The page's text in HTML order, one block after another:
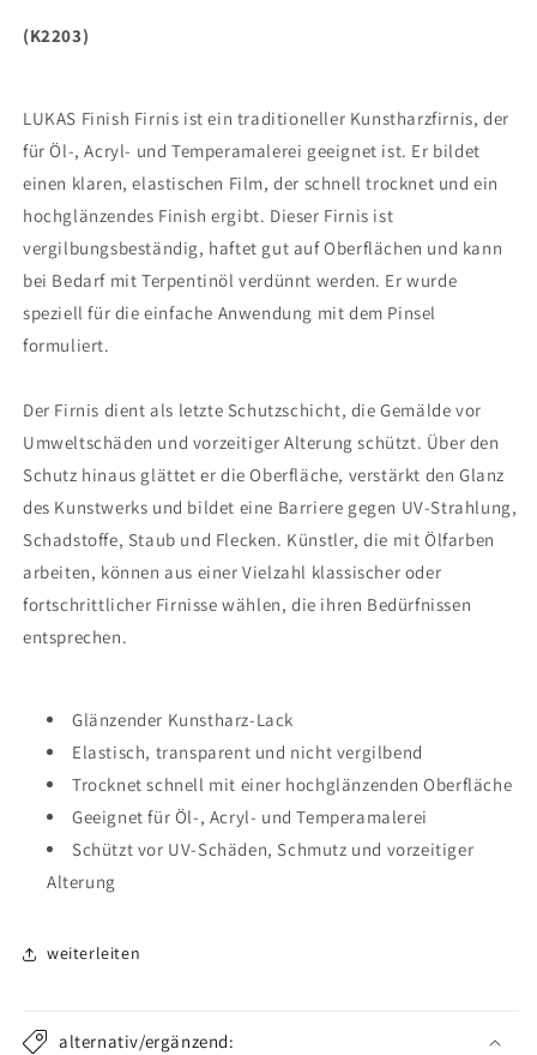
(K2203)
LUKAS Finish Firnis ist ein traditioneller Kunstharzfirnis, der
für Öl-, Acryl- und Temperamalerei geeignet ist. Er bildet
einen klaren, elastischen Film, der schnell trocknet und ein
hochglänzendes Finish ergibt. Dieser Firnis ist
vergilbungsbeständig, haftet gut auf Oberflächen und kann
bei Bedarf mit Terpentinöl verdünnt werden. Er wurde
speziell für die einfache Anwendung mit dem Pinsel
formuliert.
Der Firnis dient als letzte Schutzschicht, die Gemälde vor
Umweltschäden und vorzeitiger Alterung schützt. Über den
Schutz hinaus glättet er die Oberfläche, verstärkt den Glanz
des Kunstwerks und bildet eine Barriere gegen UV-Strahlung,
Schadstoffe, Staub und Flecken. Künstler, die mit Ölfarben
arbeiten, können aus einer Vielzahl klassischer oder
fortschrittlicher Firnisse wählen, die ihren Bedürfnissen
entsprechen.
Glänzender Kunstharz-Lack
Elastisch, transparent und nicht vergilbend
Trocknet schnell mit einer hochglänzenden Oberfläche
Geeignet für Öl-, Acryl- und Temperamalerei
Schützt vor UV-Schäden, Schmutz und vorzeitiger
Alterung
weiterleiten
alternativ/ergänzend: